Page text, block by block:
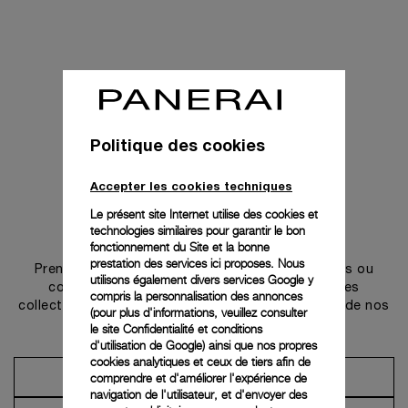
Prendre contact
Prenez rendez-vous dans l’une de nos boutiques ou
contactez notre conciergerie pour découvrir les
collections et bénéficier des conseils ou services de nos
ambassadeurs.
Prendre un rendez-vous
Politique des cookies
Accepter les cookies techniques
Le présent site Internet utilise des cookies et
technologies similaires pour garantir le bon
fonctionnement du Site et la bonne
prestation des services ici proposes. Nous
utilisons également divers services Google y
compris la personnalisation des annonces
(pour plus d'informations, veuillez consulter
le site Confidentialité et conditions
d'utilisation de Google) ainsi que nos propres
cookies analytiques et ceux de tiers afin de
comprendre et d'améliorer l'expérience de
navigation de l'utilisateur, et d'envoyer des